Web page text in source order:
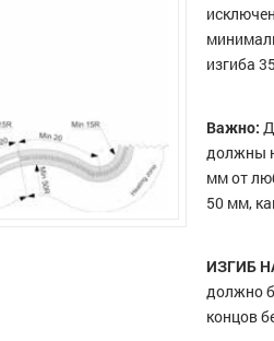
изгиба
Важно:
должны
мм от
50 мм,
ИЗГИБ
должно
концов